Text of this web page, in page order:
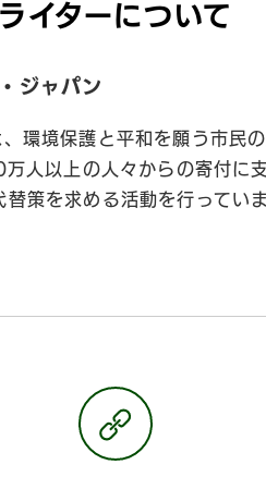
ライターについて
ジャパン
、環境保護と平和を願う市民
人以上の人々からの寄付に
替策を求める活動を行ってい